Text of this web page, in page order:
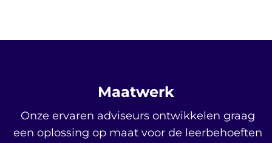
Maatwerk
Onze ervaren adviseurs ontwikkelen graag
een oplossing op maat voor de leerbehoeften